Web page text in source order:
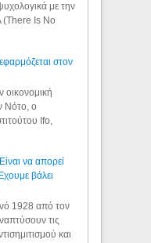
με την
(There Is No
στον
οικονομική
Νότο, ο
Ifo,
να απορεί
βάλει
1928 από τον
τις
και